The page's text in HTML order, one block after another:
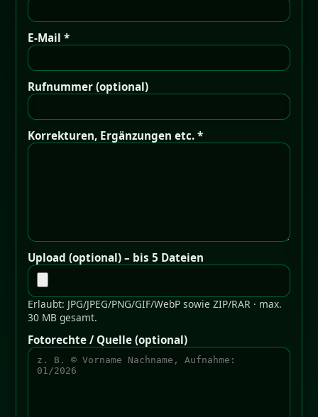
E-Mail *
Rufnummer (optional)
Korrekturen, Ergänzungen etc. *
Upload (optional) – bis 5 Dateien
Erlaubt: JPG/JPEG/PNG/GIF/WebP sowie ZIP/RAR · max.
30 MB gesamt.
Fotorechte / Quelle (optional)